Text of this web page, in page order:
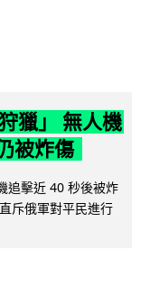
獵」 無人機
被炸傷
追擊近 40 秒後被炸
斥俄軍對平民進行